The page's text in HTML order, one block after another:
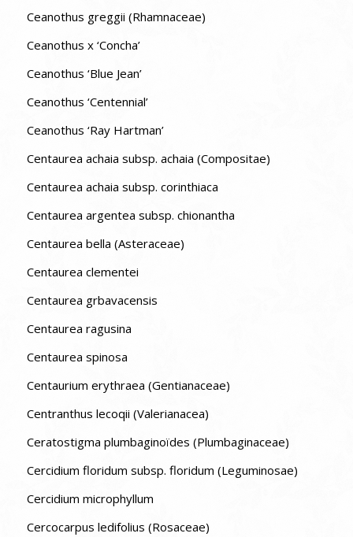
Ceanothus greggii (Rhamnaceae)
Ceanothus x ‘Concha’
Ceanothus ‘Blue Jean’
Ceanothus ‘Centennial’
Ceanothus ‘Ray Hartman’
Centaurea achaia subsp. achaia (Compositae)
Centaurea achaia subsp. corinthiaca
Centaurea argentea subsp. chionantha
Centaurea bella (Asteraceae)
Centaurea clementei
Centaurea grbavacensis
Centaurea ragusina
Centaurea spinosa
Centaurium erythraea (Gentianaceae)
Centranthus lecoqii (Valerianacea)
Ceratostigma plumbaginoïdes (Plumbaginaceae)
Cercidium floridum subsp. floridum (Leguminosae)
Cercidium microphyllum
Cercocarpus ledifolius (Rosaceae)